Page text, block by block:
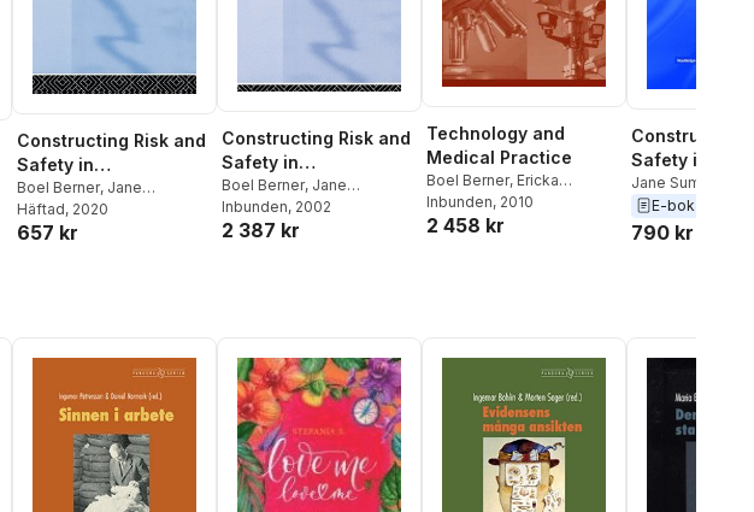
Constructing Risk and
Safety in
Technological
Practice
Boel Berner, Jane
Summerton
Häftad, 2020
657 kr
Constructing Risk and
Safety in
Technological
Practice
Boel Berner, Jane
Summerton
Inbunden, 2002
2 387 kr
Technology and
Medical Practice
Boel Berner, Ericka
Johnson
Inbunden, 2010
2 458 kr
Constructing
Safety in
Technological
Practice
Jane Summerton
Berner
E-bok
790 kr